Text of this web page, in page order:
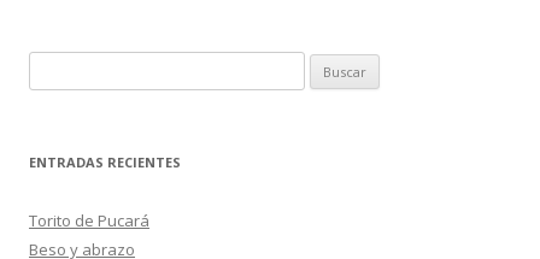
u
c
r
:
ENTRADAS RECIENTES
Torito de Pucará
Beso y abrazo